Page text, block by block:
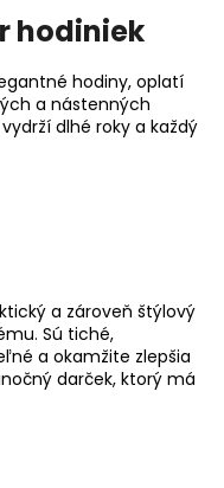
hodiniek
hodiny, oplatí
a nástenných
dlhé roky a každý
a zároveň štýlový
Sú tiché,
a okamžite zlepšia
darček, ktorý má